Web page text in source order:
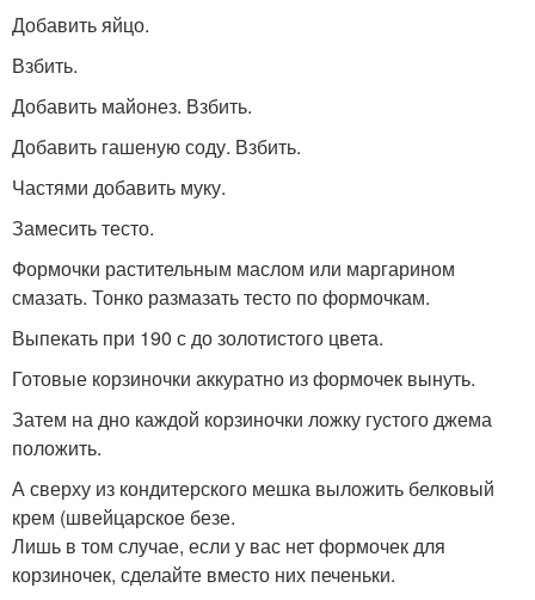
Добавить яйцо.
Взбить.
Добавить майонез. Взбить.
Добавить гашеную соду. Взбить.
Частями добавить муку.
Замесить тесто.
Формочки растительным маслом или маргарином
смазать. Тонко размазать тесто по формочкам.
Выпекать при 190 с до золотистого цвета.
Готовые корзиночки аккуратно из формочек вынуть.
Затем на дно каждой корзиночки ложку густого джема
положить.
А сверху из кондитерского мешка выложить белковый
крем (швейцарское безе.
Лишь в том случае, если у вас нет формочек для
корзиночек, сделайте вместо них печеньки.